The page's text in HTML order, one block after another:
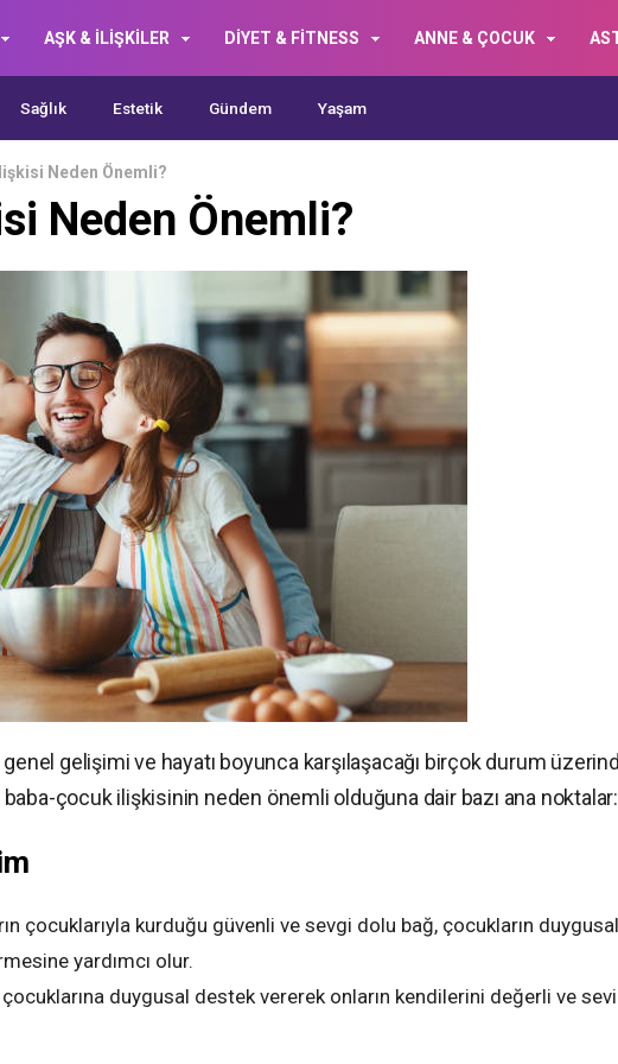
AŞK & İLİŞKİLER DİYET & FİTNESS ANNE & ÇOCUK
Sağlık Estetik Gündem Yaşam
Neden Önemli?
Neden Önemli?
gelişimi ve hayatı boyunca karşılaşacağı birçok durum
çocuk ilişkisinin neden önemli olduğuna dair bazı ana noktalar:
çocuklarıyla kurduğu güvenli ve sevgi dolu bağ, çocukların duygusal
yardımcı olur.
çocuklarına duygusal destek vererek onların kendilerini değerli ve